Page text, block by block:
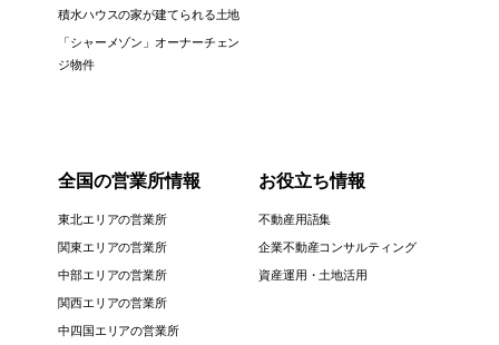
積水ハウスの家が建てられる土地
「シャーメゾン」オーナーチェン
ジ物件
全国の営業所情報
東北エリアの営業所
関東エリアの営業所
中部エリアの営業所
関西エリアの営業所
中四国エリアの営業所
お役立ち情報
不動産用語集
企業不動産コンサルティング
資産運用・土地活用